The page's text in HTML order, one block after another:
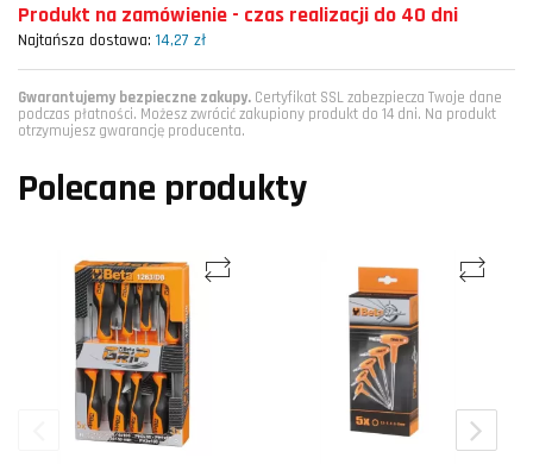
Produkt na zamówienie - czas realizacji do 40 dni
Najtańsza dostawa: 14,27 zł
Gwarantujemy bezpieczne zakupy. Certyfikat SSL zabezpiecza Twoje dane
podczas płatności. Możesz zwrócić zakupiony produkt do 14 dni. Na produkt
otrzymujesz gwarancję producenta.
Polecane produkty